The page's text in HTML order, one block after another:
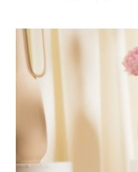
moda & ljepota